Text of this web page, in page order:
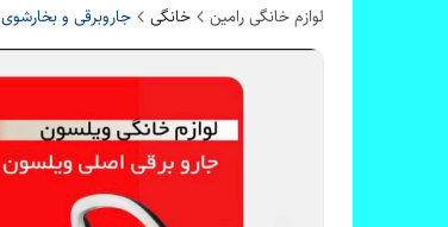
لوازم خانگی رامین خانگی جاروبرقی و بخارشوی